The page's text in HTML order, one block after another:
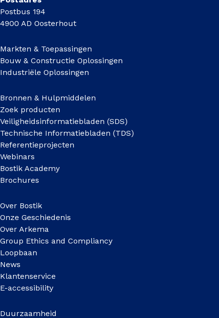
Postbus 194
4900 AD Oosterhout
Markten & Toepassingen
Bouw & Constructie Oplossingen
Industriële Oplossingen
Bronnen & Hulpmiddelen
Zoek producten
Veiligheidsinformatiebladen (SDS)
Technische Informatiebladen (TDS)
Referentieprojecten
Webinars
Bostik Academy
Brochures
Over Bostik
Onze Geschiedenis
Over Arkema
Group Ethics and Compliancy
Loopbaan
News
Klantenservice
E-accessibility
Duurzaamheid